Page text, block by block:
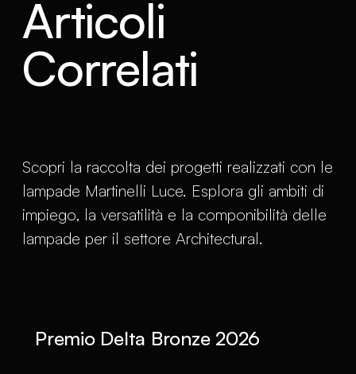
Articoli
Correlati
Scopri la raccolta dei progetti realizzati con le
lampade Martinelli Luce. Esplora gli ambiti di
impiego, la versatilità e la componibilità delle
lampade per il settore Architectural.
Premio Delta Bronze 2026